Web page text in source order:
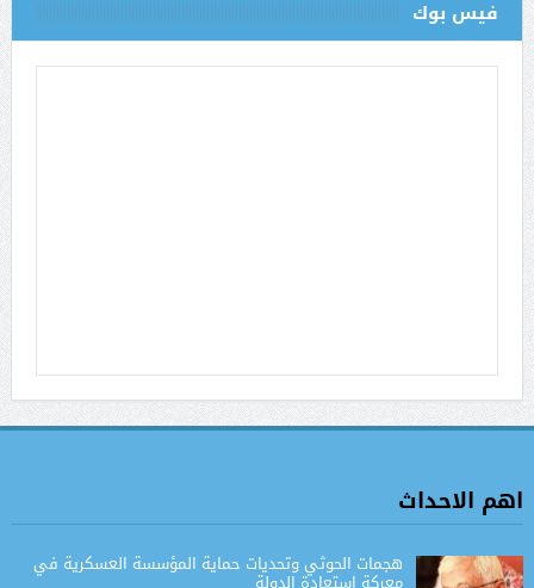
فيس بوك
اهم الاحداث
هجمات الحوثي وتحديات حماية المؤسسة العسكرية في